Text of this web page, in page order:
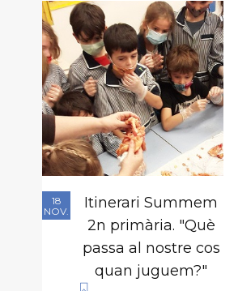
18
NOV.
Itinerari Summem
2n primària. "Què
passa al nostre cos
quan juguem?"